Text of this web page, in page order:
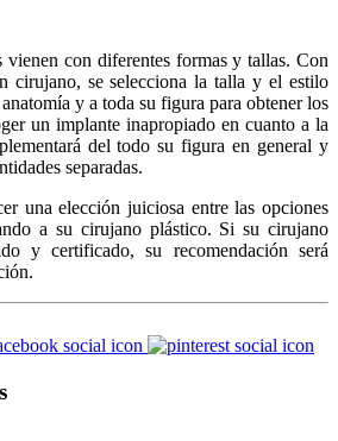
vienen con diferentes formas y tallas. Con
cirujano, se selecciona la talla y el estilo
y a toda su figura para obtener los
un implante inapropiado en cuanto a la
del todo su figura en general y
separadas.
una elección juiciosa entre las opciones
a su cirujano plástico. Si su cirujano
y certificado, su recomendación será